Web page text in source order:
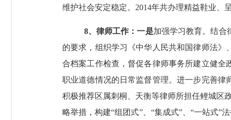
维护社会安定稳定。 2014年共办理精益鞋业、
8、律师工作：一是加强学习教育。结合
的要求，组织学习《中华人民共和国律师法》
合档案工作检查，督促各律师事务所建立健
职业道德情况的日常监督管理。进一步完善律
积极推荐区属刺桐、天衡等律师所担任鲤城区
略举措，构建“组团式”、“集成式”、“一站式”